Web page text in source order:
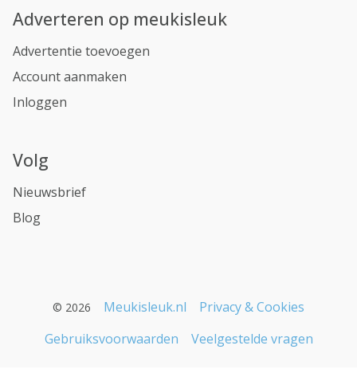
Adverteren op meukisleuk
Advertentie toevoegen
Account aanmaken
Inloggen
Volg
Nieuwsbrief
Blog
© 2026 Meukisleuk.nl
Privacy & Cookies
Gebruiksvoorwaarden
Veelgestelde vragen